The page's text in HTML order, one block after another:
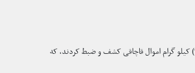
کارمندان مراقبت سیار ریاست عمومی گمرکات وزارت مالیه هفته گذشته در ساحات مختلف ولایات نیمروز، قندهار، فراه، ننگرهار و هلمند (۵۰) هزار (۹۴۸) کیلو گرام اموال قاچاقی کشف و ضبط کردند، که